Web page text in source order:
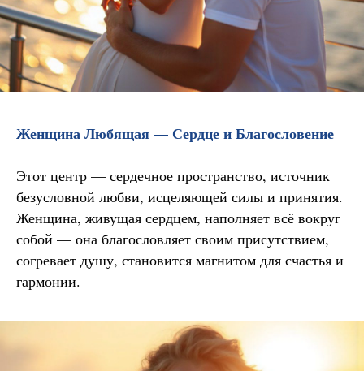
Женщина Любящая — Сердце и Благословение
Этот центр — сердечное пространство, источник
безусловной любви, исцеляющей силы и принятия.
Женщина, живущая сердцем, наполняет всё вокруг
собой — она благословляет своим присутствием,
согревает душу, становится магнитом для счастья и
гармонии.